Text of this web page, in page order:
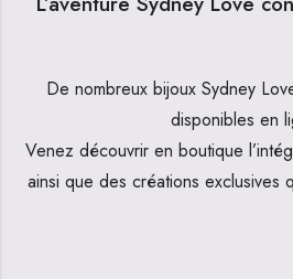
De nombreux bijoux Sydney
disponibles en
Venez découvrir en boutique
ainsi que des créations exclusives